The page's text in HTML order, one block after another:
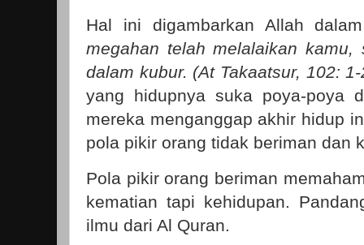
Hal ini digambarkan Allah
megahan telah melalaikan
dalam kubur. (At Takaatsur, 102:
yang hidupnya suka poya-poya
mereka menganggap akhir hidup
pola pikir orang tidak beriman dan
Pola pikir orang beriman
kematian tapi kehidupan.
ilmu dari Al Quran.